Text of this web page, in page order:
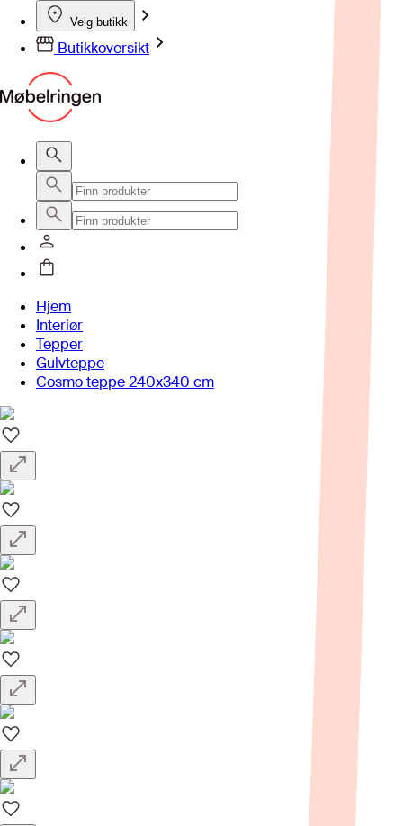
Velg butikk
Butikkoversikt
Hjem
Interiør
Tepper
Gulvteppe
Cosmo teppe 240x340 cm